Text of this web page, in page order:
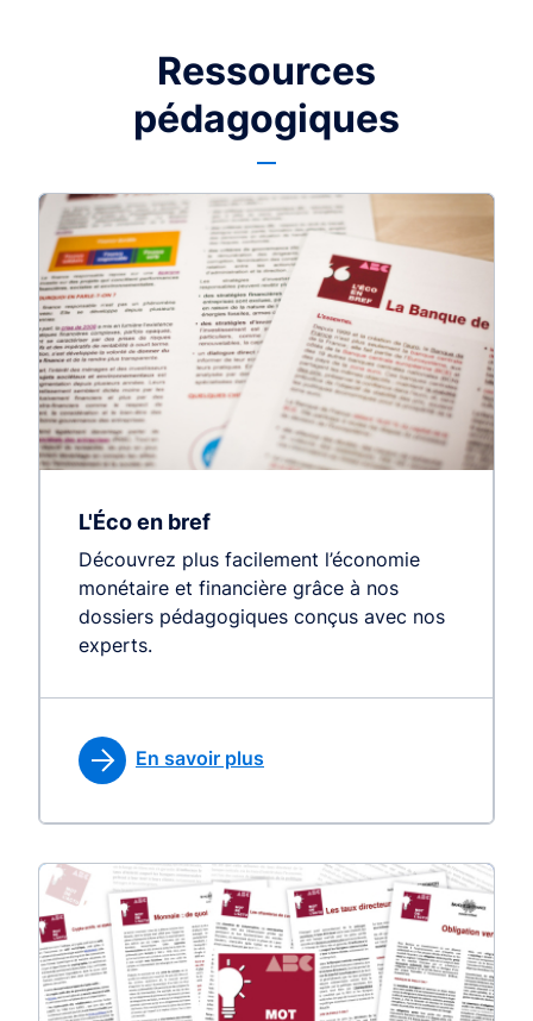
Ressources
pédagogiques
L'Éco en bref
Découvrez plus facilement l’économie
monétaire et financière grâce à nos
dossiers pédagogiques conçus avec nos
experts.
En savoir plus